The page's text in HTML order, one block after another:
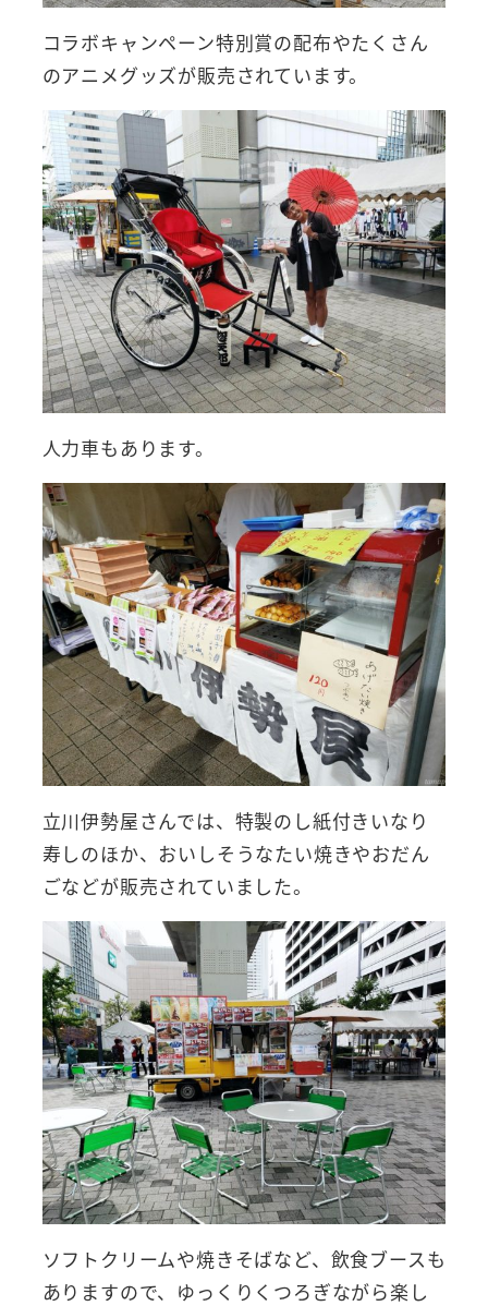
コラボキャンペーン特別賞の配布やたくさん
のアニメグッズが販売されています。
人力車もあります。
立川伊勢屋さんでは、特製のし紙付きいなり
寿しのほか、おいしそうなたい焼きやおだん
ごなどが販売されていました。
ソフトクリームや焼きそばなど、飲食ブースも
ありますので、ゆっくりくつろぎながら楽し